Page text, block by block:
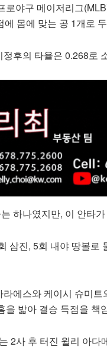
로야구 메이저리그
에 몸에 맞는 공 1개로
정후의 타율은 0.268로
하나였지만, 이 안타
삼진, 5회 내야 땅볼로
라에스와 케이시 슈미
을 밟아 결승 득점을 책
2사 후 터진 윌리 아다